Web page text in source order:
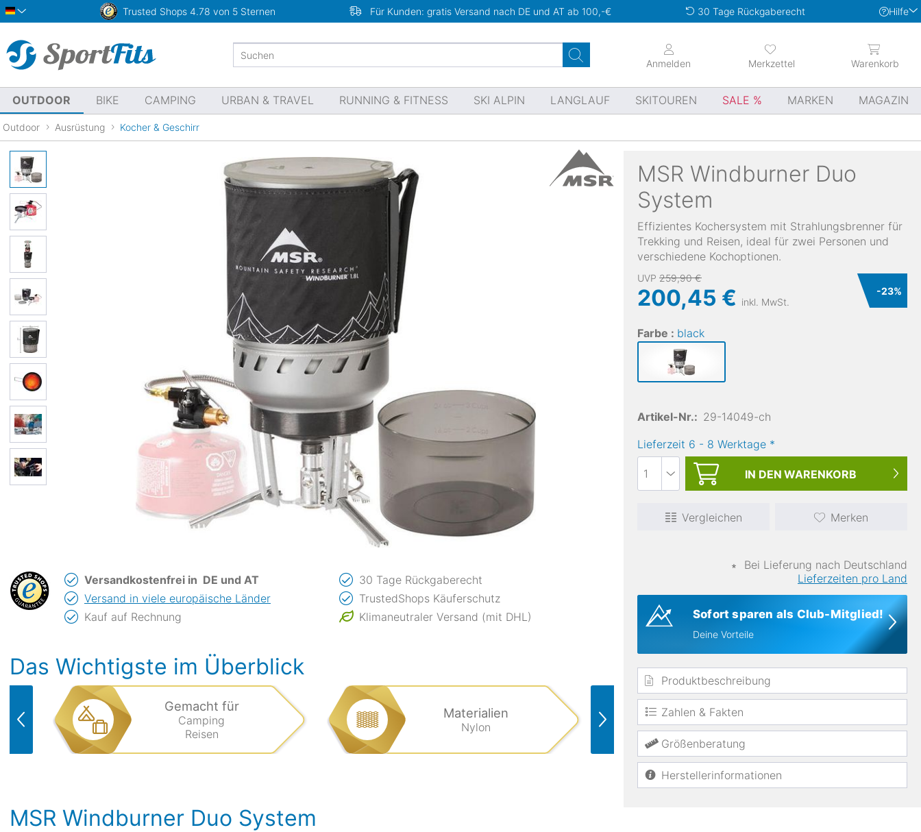
Deutsch Trusted Shops 4.78 von 5 Sternen Für Kunden: gratis Versand nach DE und AT ab 100,-€ 30 Tage Rückgaberecht Hilfe
Merkzettel
Anmelden Warenkorb
OUTDOOR BIKE CAMPING URBAN & TRAVEL RUNNING & FITNESS SKI ALPIN LANGLAUF SKITOUREN SALE MARKEN MAGAZIN
Outdoor Ausrüstung Kocher & Geschirr
MSR Windburner Duo
System
Effizientes Kochersystem mit Strahlungsbrenner für
Trekking und Reisen, ideal für zwei Personen und
verschiedene Kochoptionen.
UVP 259,90 €
200,45 € inkl. MwSt.
-23%
Farbe : black
Artikel-Nr.: 29-14049-ch
Lieferzeit 6 - 8 Werktage *
IN DEN WARENKORB
Vergleichen Merken
∗
Bei Lieferung nach Deutschland
Lieferzeiten pro Land
Sofort sparen als Club-Mitglied!
Deine Vorteile
Produktbeschreibung
Zahlen & Fakten
Größenberatung
Herstellerinformationen
Versandkostenfrei in DE und AT
Versand in viele europäische Länder
Kauf auf Rechnung
30 Tage Rückgaberecht
TrustedShops Käuferschutz
Klimaneutraler Versand (mit DHL)
Das Wichtigste im Überblick
Gemacht für
Camping
Reisen
Materialien
Nylon
winddicht
MSR Windburner Duo System